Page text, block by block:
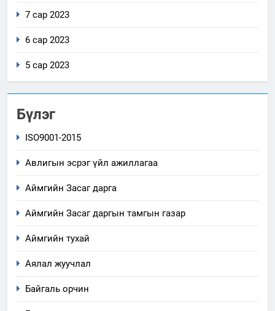
7 сар 2023
6 сар 2023
5 сар 2023
Бүлэг
ISO9001-2015
Авлигын эсрэг үйл ажиллагаа
Аймгийн Засаг дарга
Аймгийн Засаг даргын тамгын газар
Аймгийн тухай
Аялал жуучлал
Байгаль орчин